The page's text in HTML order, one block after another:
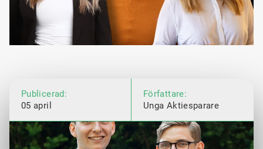
Publicerad:
05 april
Författare:
Unga Aktiesparare